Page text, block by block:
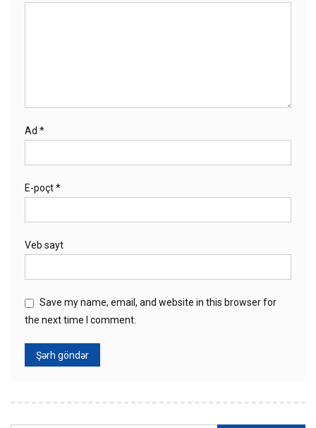
Ad *
E-poçt*
Veb sayt
Save my name, email, and website in this browser for
the next time I comment.